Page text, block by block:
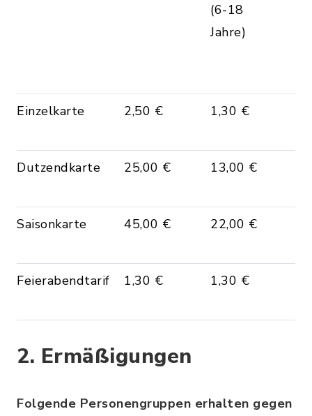
(6-18
Jahre)
Einzelkarte 2,50 € 1,30 €
Dutzendkarte 25,00 € 13,00 €
Saisonkarte 45,00 € 22,00 €
Feierabendtarif 1,30 € 1,30 €
2. Ermäßigungen
Folgende Personengruppen erhalten gegen